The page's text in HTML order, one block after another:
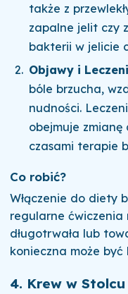
także z
zapalne jelit czy
bakterii w jelicie
Objawy i
bóle brzucha,
nudności.
obejmuje
czasami terapie
Co robić?
Włączenie do diety
regularne ćwiczenia
długotrwała lub
konieczna może
4. Krew w Stolcu